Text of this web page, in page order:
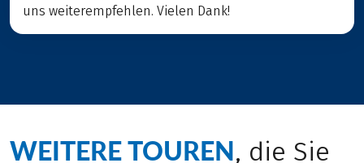
uns weiterempfehlen. Vielen Dank!
WEITERE TOUREN, die Sie